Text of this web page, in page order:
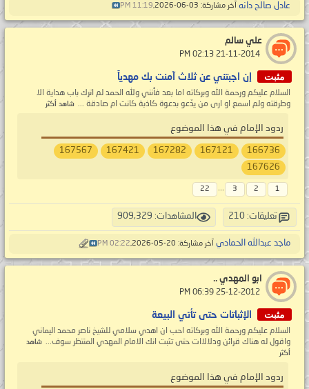
عادل صالح دانه آخر مشاركة: 03-06-2026, 11:19 PM
علي سالم
مثبت إن اجبتني عن ثلاث آمنت بك مهدياً
السلام عليكم ورحمة الله وبركاته اما بعد فأنني ولله الحمد لم اترك باب هداية الا
وطرقته ولم اسمع او ارى من يدّعو بدعوة كاذبة كانت ام صادقة ... شاهد أكثر
ردود الإمام في هذا الموضوع
166736
167121
167282
167421
167567
167626
1
2
3
...
22
تعليقات: 210 المشاهدات: 909,329
ماجد عبدالله الحمادي آخر مشاركة: 20-05-2026, 02:22 PM
ابو المهدي ..
مثبت الإثباتات حتى تأتي البيعة
السلام عليكم ورحمة الله وبركاته احب ان اهدي سلامي للشيخ ناصر محمد اليماني
واقول له هناك قرائن ودلالاات حتى تثبت انك الامام المهدي المنتظر سوف... شاهد
أكثر
ردود الإمام في هذا الموضوع